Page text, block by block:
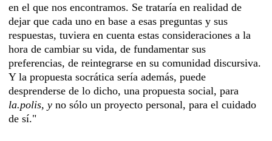
en el que nos encontramos. Se trataría en realidad de
dejar que cada uno en base a esas preguntas y sus
respuestas, tuviera en cuenta estas consideraciones a la
hora de cambiar su vida, de fundamentar sus
preferencias, de reintegrarse en su comunidad discursiva.
Y la propuesta socrática sería además, puede
desprenderse de lo dicho, una propuesta social, para
la.polis, y no sólo un proyecto personal, para el cuidado
de sí."